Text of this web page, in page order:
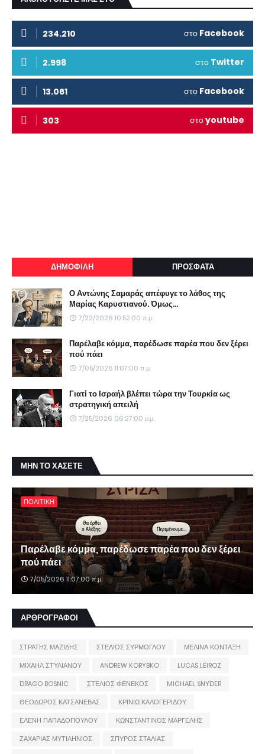
234.210 στο Facebook
2.998 στο Twitter
13.061 στο Facebook
303 στοyoutube
ΔΗΜΟΦΙΛΗ ΠΡΟΣΦΑΤΑ
Ο Αντώνης Σαμαράς απέφυγε το λάθος της
Μαρίας Καρυστιανού. Όμως...
7/22/2026 10:52:00 π.μ.
Παρέλαβε κόμμα, παρέδωσε παρέα που δεν ξέρει
πού πάει
7/05/2026 11:07:00 π.μ.
Γιατί το Ισραήλ βλέπει τώρα την Τουρκία ως
στρατηγική απειλή
7/25/2026 06:27:00 μ.μ.
ΜΗΝ ΤΟ ΧΑΣΕΤΕ
ΠΟΛΙΤΙΚΗ
Παρέλαβε κόμμα, παρέδωσε παρέα που δεν ξέρει
πού πάει
7/05/2026 11:07:00 π.μ.
ΑΡΘΡΟΓΡΑΦΟΙ
ΣΤΡΑΤΗΣ ΜΑΖΙΔΗΣ ΣΤΕΛΙΟΣ ΣΥΡΜΟΓΛΟΥ
ΜΕΛΙΝΑ ΚΟΝΤΑΞΗ
ΜΙΧΑΗΛ ΣΤΥΛΙΑΝΟΥ
ANDREW KORYBKO
LUCAS LEIROZ
DRAGO BOSNIC
ΣΤΕΛΙΟΣ ΦΕΝΕΚΟΣ
MICHAEL SNYDER
ΘΕΟΔΩΡΟΣ ΚΑΤΣΑΝΕΒΑΣ
ΚΡΙΝΙΩ ΚΑΛΟΓΕΡΙΔΟΥ
ΕΛΕΝΗ ΠΑΠΑΔΟΠΟΥΛΟΥ
ΚΩΝΣΤΑΝΤΙΝΟΣ ΜΑΡΓΕΛΗΣ
ΖΑΧΑΡΙΑΣ ΜΥΤΙΛΗΝΙΟΣ
ΣΠΥΡΟΣ ΣΤΑΛΙΑΣ